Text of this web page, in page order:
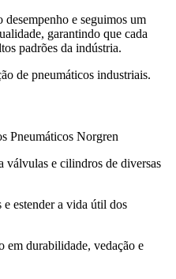
e seguimos um
garantindo que cada
padrões da indústria.
de pneumáticos industriais.
Pneumáticos Norgren
válvulas e cilindros de diversas
e estender a vida útil dos
em durabilidade, vedação e